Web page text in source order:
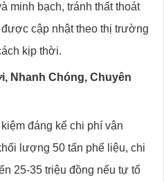
minh bạch, tránh thất thoát
cập nhật theo thị trường
kịp thời.
Nhanh Chóng, Chuyên
đáng kể chi phí vận
lượng 50 tấn phế liệu, chi
25-35 triệu đồng nếu tự tổ